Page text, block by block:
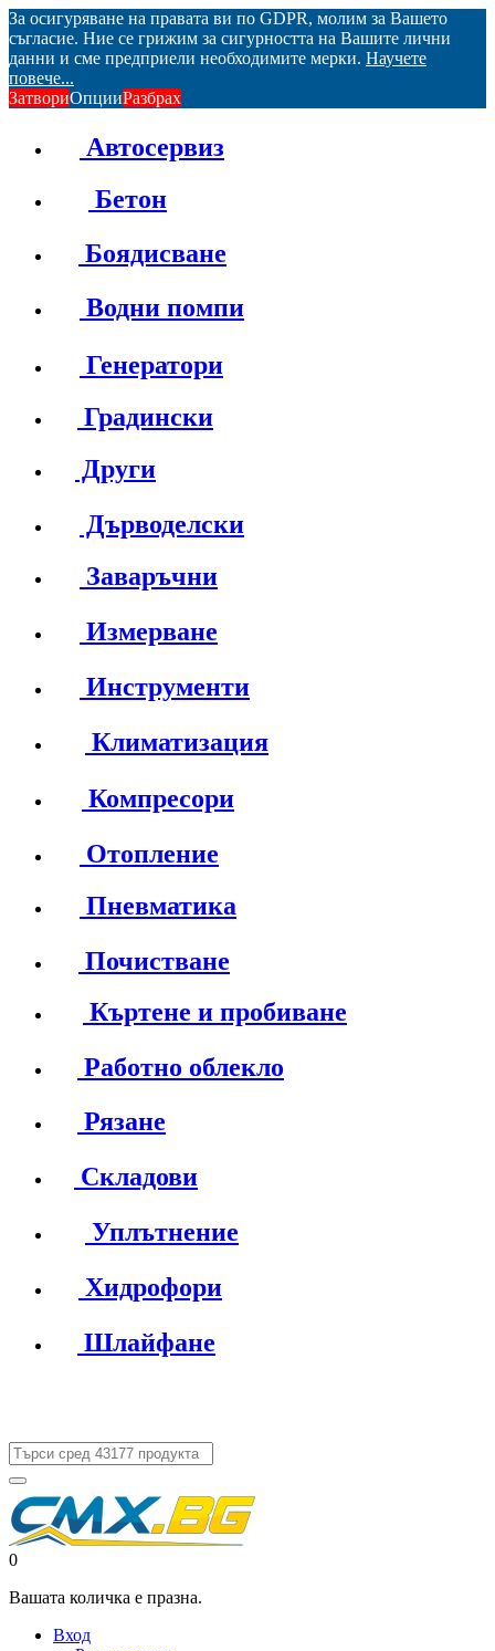
За осигуряване на правата ви по GDPR, молим за Вашето
съгласие. Ние се грижим за сигурността на Вашите лични
данни и сме предприели необходимите мерки. Научете
повече...
ЗатвориОпцииРазбрах
Автосервиз
Бетон
Боядисване
Водни помпи
Генератори
Градински
Други
Дърводелски
Заваръчни
Измерване
Инструменти
Климатизация
Компресори
Отопление
Пневматика
Почистване
Къртене и пробиване
Работно облекло
Рязане
Складови
Уплътнение
Хидрофори
Шлайфане
0
Вашата количка е празна.
Вход